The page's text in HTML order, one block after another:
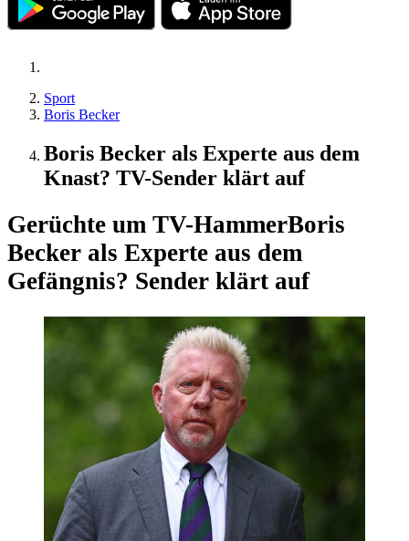
Sport
Boris Becker
Boris Becker als Experte aus dem
Knast? TV-Sender klärt auf
Gerüchte um TV-HammerBoris
Becker als Experte aus dem
Gefängnis? Sender klärt auf